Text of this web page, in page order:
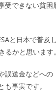
受できない貧
と日本で普及
るかと思います。
誤送金などへの
も事実です。